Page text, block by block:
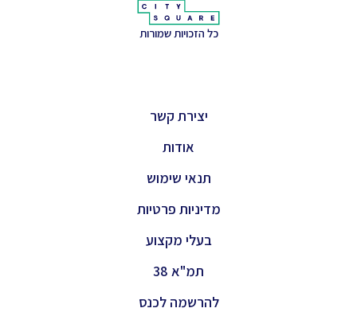
כל הזכויות שמורות
יצירת קשר
אודות
תנאי שימוש
מדיניות פרטיות
בעלי מקצוע
תמ"א 38
להרשמה לכנס